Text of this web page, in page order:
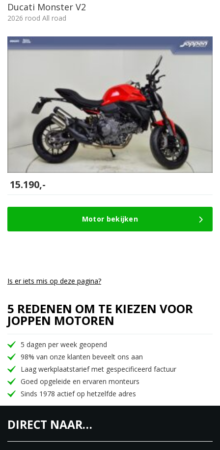
Ducati Monster V2
2026 rood All road
15.190,-
Motor bekijken
Is er iets mis op deze pagina?
5 REDENEN OM TE KIEZEN VOOR
JOPPEN MOTOREN
5 dagen per week geopend
98% van onze klanten beveelt ons aan
Laag werkplaatstarief met gespecificeerd factuur
Goed opgeleide en ervaren monteurs
Sinds 1978 actief op hetzelfde adres
DIRECT NAAR…